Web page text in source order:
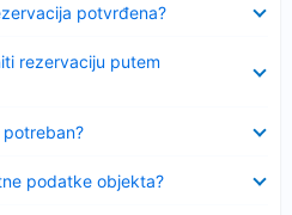
potvrđena?
rezervaciju putem
potreban?
podatke objekta?